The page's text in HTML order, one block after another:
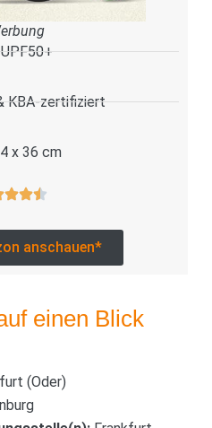
UPF50+
KBA-zertifiziert
x 36 cm
anschauen*
einen Blick
(Oder)